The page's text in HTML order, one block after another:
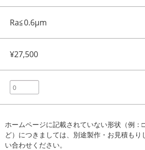
Ra≦0.6μm
¥27,500
ホームページに記載されていない形状（例
ど）につきましては、別途製作・お見積もり
い合わせください。